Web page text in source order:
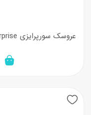
عروسک سورپرایزی LOL Surprise سری Tweens مدل WINNIE